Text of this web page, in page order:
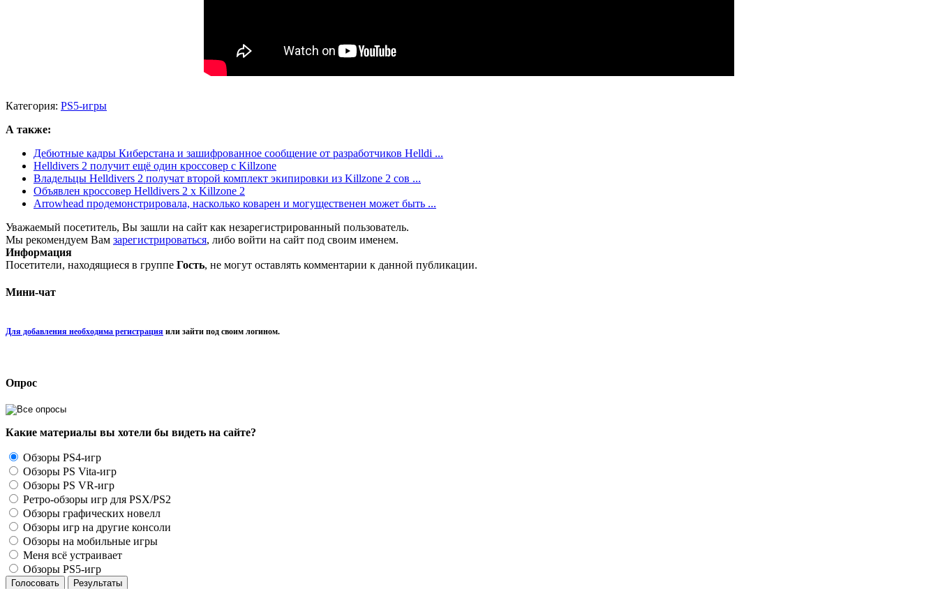
Категория: PS5-игры
А также:
Дебютные кадры Киберстана и зашифрованное сообщение от разработчиков Helldi ...
Helldivers 2 получит ещё один кроссовер с Killzone
Владельцы Helldivers 2 получат второй комплект экипировки из Killzone 2 сов ...
Объявлен кроссовер Helldivers 2 x Killzone 2
Arrowhead продемонстрировала, насколько коварен и могущественен может быть ...
Уважаемый посетитель, Вы зашли на сайт как незарегистрированный пользователь.
Мы рекомендуем Вам зарегистрироваться, либо войти на сайт под своим именем.
Информация
Посетители, находящиеся в группе Гость, не могут оставлять комментарии к данной публикации.
Мини-чат
Для добавления необходима регистрация или зайти под своим логином.
Опрос
Какие материалы вы хотели бы видеть на сайте?
Обзоры PS4-игр
Обзоры PS Vita-игр
Обзоры PS VR-игр
Ретро-обзоры игр для PSX/PS2
Обзоры графических новелл
Обзоры игр на другие консоли
Обзоры на мобильные игры
Меня всё устраивает
Обзоры PS5-игр
Голосовать Результаты